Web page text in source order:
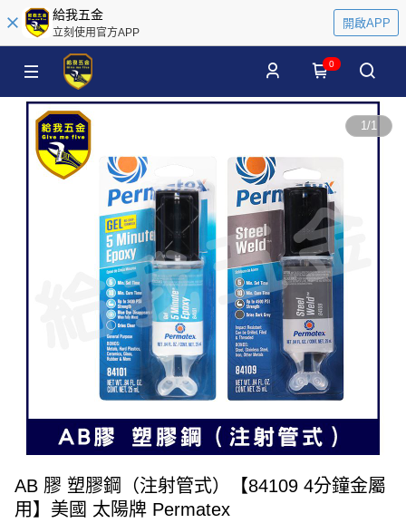
給我五金
立刻使用官方APP
開啟APP
0
1/1
AB 膠 塑膠鋼（注射管式）【84109 4分鐘金屬
用】美國 太陽牌 Permatex